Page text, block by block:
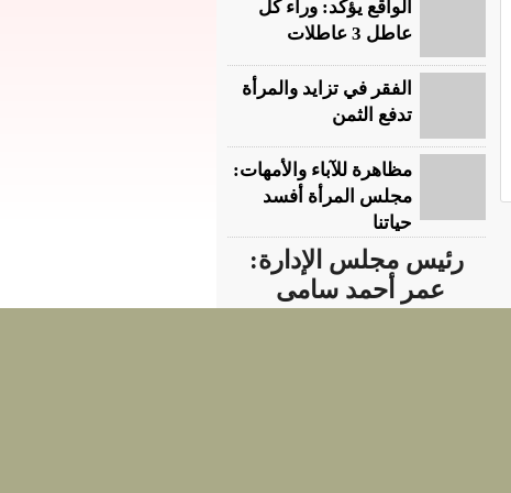
الواقع يؤكد: وراء كل
عاطل 3 عاطلات
الفقر في تزايد والمرأة
تدفع الثمن
مظاهرة للآباء والأمهات:
مجلس المرأة أفسد
حياتنا
رئيس مجلس الإدارة:
عمر أحمد سامى